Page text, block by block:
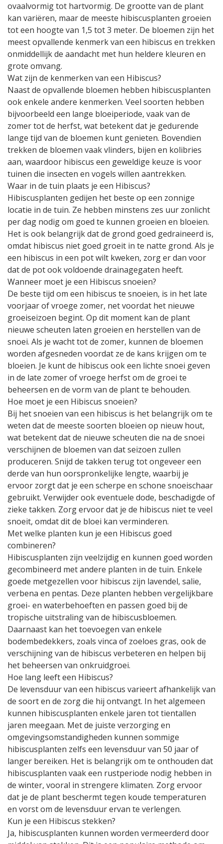
ovaalvormig tot hartvormig. De grootte van de plant
kan variëren, maar de meeste hibiscusplanten groeien
tot een hoogte van 1,5 tot 3 meter. De bloemen zijn het
meest opvallende kenmerk van een hibiscus en trekken
onmiddellijk de aandacht met hun heldere kleuren en
grote omvang.
Wat zijn de kenmerken van een Hibiscus?
Naast de opvallende bloemen hebben hibiscusplanten
ook enkele andere kenmerken. Veel soorten hebben
bijvoorbeeld een lange bloeiperiode, vaak van de
zomer tot de herfst, wat betekent dat je gedurende
lange tijd van de bloemen kunt genieten. Bovendien
trekken de bloemen vaak vlinders, bijen en kolibries
aan, waardoor hibiscus een geweldige keuze is voor
tuinen die insecten en vogels willen aantrekken.
Waar in de tuin plaats je een Hibiscus?
Hibiscusplanten gedijen het beste op een zonnige
locatie in de tuin. Ze hebben minstens zes uur zonlicht
per dag nodig om goed te kunnen groeien en bloeien.
Het is ook belangrijk dat de grond goed gedraineerd is,
omdat hibiscus niet goed groeit in te natte grond. Als je
een hibiscus in een pot wilt kweken, zorg er dan voor
dat de pot ook voldoende drainagegaten heeft.
Wanneer moet je een Hibiscus snoeien?
De beste tijd om een hibiscus te snoeien, is in het late
voorjaar of vroege zomer, net voordat het nieuwe
groeiseizoen begint. Op dit moment kan de plant
nieuwe scheuten laten groeien en herstellen van de
snoei. Als je wacht tot de zomer, kunnen de bloemen
worden afgesneden voordat ze de kans krijgen om te
bloeien. Je kunt de hibiscus ook een lichte snoei geven
in de late zomer of vroege herfst om de groei te
beheersen en de vorm van de plant te behouden.
Hoe moet je een Hibiscus snoeien?
Bij het snoeien van een hibiscus is het belangrijk om te
weten dat de meeste soorten bloeien op nieuw hout,
wat betekent dat de nieuwe scheuten die na de snoei
verschijnen de bloemen van dat seizoen zullen
produceren. Snijd de takken terug tot ongeveer een
derde van hun oorspronkelijke lengte, waarbij je
ervoor zorgt dat je een scherpe en schone snoeischaar
gebruikt. Verwijder ook eventuele dode, beschadigde of
zieke takken. Zorg ervoor dat je de hibiscus niet te veel
snoeit, omdat dit de bloei kan verminderen.
Met welke planten kun je een Hibiscus goed
combineren?
Hibiscusplanten zijn veelzijdig en kunnen goed worden
gecombineerd met andere planten in de tuin. Enkele
goede metgezellen voor hibiscus zijn lavendel, salie,
verbena en pentas. Deze planten hebben vergelijkbare
groei- en waterbehoeften en passen goed bij de
tropische uitstraling van de hibiscusbloemen.
Daarnaast kan het toevoegen van enkele
bodembedekkers, zoals vinca of zoeloes gras, ook de
verschijning van de hibiscus verbeteren en helpen bij
het beheersen van onkruidgroei.
Hoe lang leeft een Hibiscus?
De levensduur van een hibiscus varieert afhankelijk van
de soort en de zorg die hij ontvangt. In het algemeen
kunnen hibiscusplanten enkele jaren tot tientallen
jaren meegaan. Met de juiste verzorging en
omgevingsomstandigheden kunnen sommige
hibiscusplanten zelfs een levensduur van 50 jaar of
langer bereiken. Het is belangrijk om te onthouden dat
hibiscusplanten vaak een rustperiode nodig hebben in
de winter, vooral in strengere klimaten. Zorg ervoor
dat je de plant beschermt tegen koude temperaturen
en vorst om de levensduur ervan te verlengen.
Kun je een Hibiscus stekken?
Ja, hibiscusplanten kunnen worden vermeerderd door